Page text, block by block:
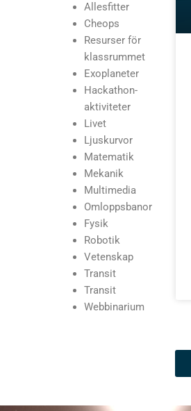
Allesfitter
Cheops
Resurser för
klassrummet
Exoplaneter
Hackathon-
aktiviteter
Livet
Ljuskurvor
Matematik
Mekanik
Multimedia
Omloppsbanor
Fysik
Robotik
Vetenskap
Transit
Transit
Webbinarium